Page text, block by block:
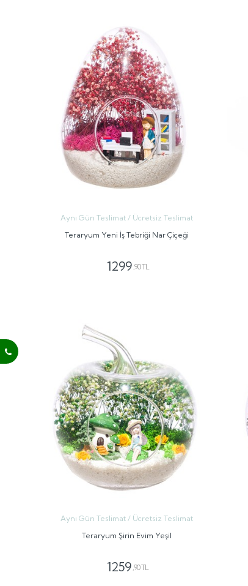
Aynı Gün Teslimat / Ücretsiz Teslimat
Teraryum Yeni İş Tebriği Nar Çiçeği
1299 ,90 TL
Aynı Gün Teslimat / Ücretsiz Teslimat
Teraryum Şirin Evim Yeşil
1259 ,90 TL